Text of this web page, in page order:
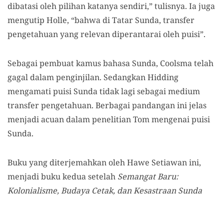
dibatasi oleh pilihan katanya sendiri,” tulisnya. Ia juga
mengutip Holle, “bahwa di Tatar Sunda, transfer
pengetahuan yang relevan diperantarai oleh puisi”.
Sebagai pembuat kamus bahasa Sunda, Coolsma telah
gagal dalam penginjilan. Sedangkan Hidding
mengamati puisi Sunda tidak lagi sebagai medium
transfer pengetahuan. Berbagai pandangan ini jelas
menjadi acuan dalam penelitian Tom mengenai puisi
Sunda.
Buku yang diterjemahkan oleh Hawe Setiawan ini,
menjadi buku kedua setelah Semangat Baru:
Kolonialisme, Budaya Cetak, dan Kesastraan Sunda